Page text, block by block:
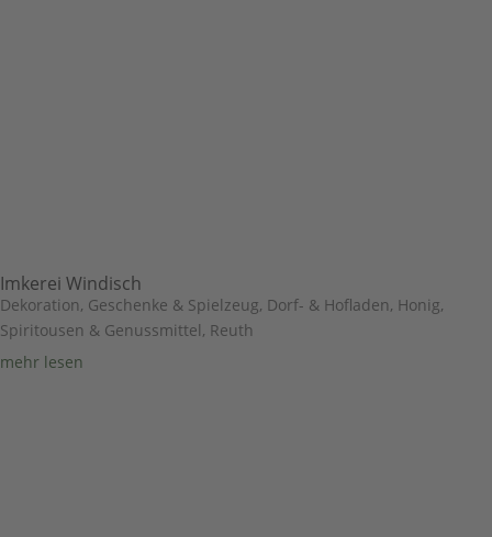
Imkerei Windisch
Dekoration, Geschenke & Spielzeug, Dorf- & Hofladen, Honig,
Spiritousen & Genussmittel, Reuth
mehr lesen